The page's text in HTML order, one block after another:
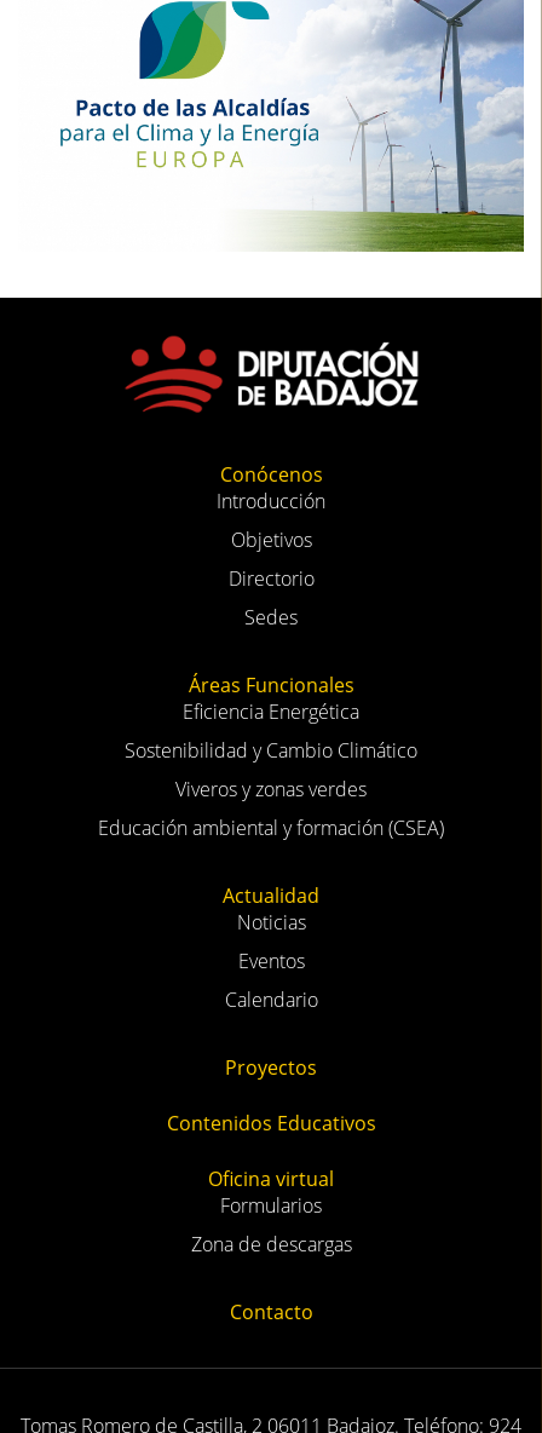
Conócenos
Introducción
Objetivos
Directorio
Sedes
Áreas Funcionales
Eficiencia Energética
Sostenibilidad y Cambio Climático
Viveros y zonas verdes
Educación ambiental y formación (CSEA)
Actualidad
Noticias
Eventos
Calendario
Proyectos
Contenidos Educativos
Oficina virtual
Formularios
Zona de descargas
Contacto
Tomas Romero de Castilla, 2 06011 Badajoz. Teléfono: 924